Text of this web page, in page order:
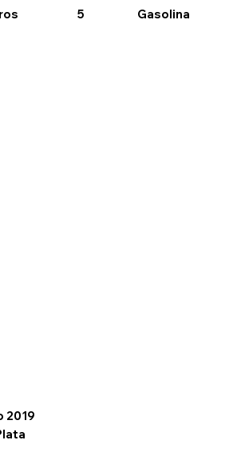
5 Gasolina
2019